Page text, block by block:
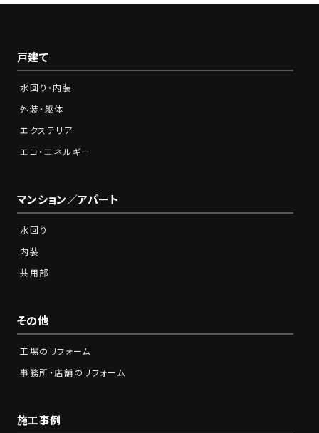
戸建て
水回り・内装
外装・躯体
エクステリア
エコ・エネルギー
マンション／アパート
水回り
内装
共用部
その他
工場のリフォーム
事務所・店舗のリフォーム
施工事例